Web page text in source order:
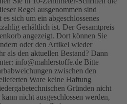
Regel ausgenommen sind
sich um ein abgeschlossenes
erhältlich ist. Der Gesamtpreis
angezeigt. Dort können Sie
oder den Artikel wieder
als den aktuellen Bestand? Dann
info@mahlerstoffe.de Bitte
zwischen den
Ware keine Haftung
Gründen nicht
nicht ausgeschlossen werden,